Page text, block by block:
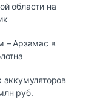
области на
– Арзамас в
аккумуляторов
руб.